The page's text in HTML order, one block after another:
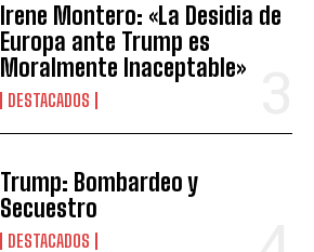
Irene Montero: «La Desidia de
Europa ante Trump es
Moralmente Inaceptable»
DESTACADOS
Trump: Bombardeo y
Secuestro
DESTACADOS